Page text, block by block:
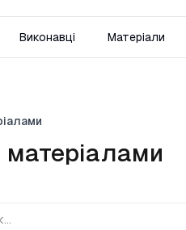
Виконавці Матеріали